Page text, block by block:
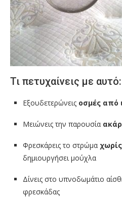
Τι πετυχαίνεις με αυτό:
Εξουδετερώνεις οσμές από
Μειώνεις την παρουσία
Φρεσκάρεις το στρώμα
δημιουργήσει μούχλα
Δίνεις στο υπνοδωμάτιο
φρεσκάδας